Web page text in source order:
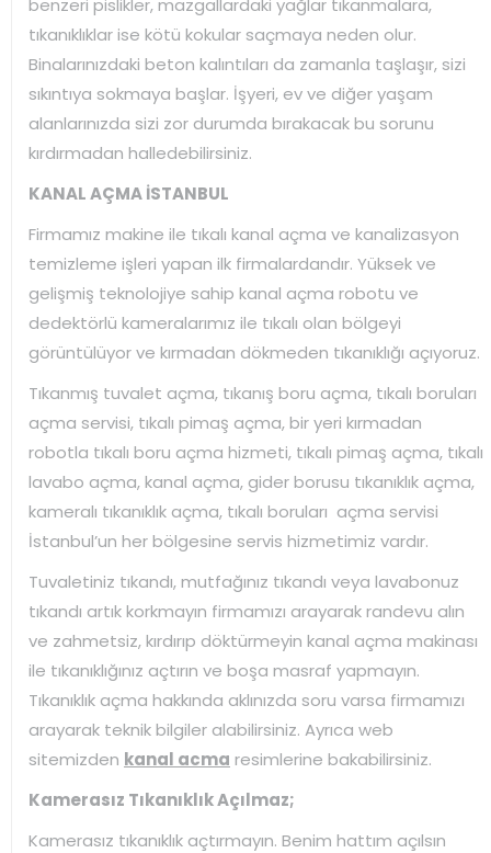
tıkanıklıklar ise kötü kokular saçmaya neden olur.
Binalarınızdaki beton kalıntıları da zamanla taşlaşır, sizi
sıkıntıya sokmaya başlar. İşyeri, ev ve diğer yaşam
alanlarınızda sizi zor durumda bırakacak bu sorunu
kırdırmadan halledebilirsiniz.
KANAL AÇMA İSTANBUL
Firmamız makine ile tıkalı kanal açma ve kanalizasyon
temizleme işleri yapan ilk firmalardandır. Yüksek ve
gelişmiş teknolojiye sahip kanal açma robotu ve
dedektörlü kameralarımız ile tıkalı olan bölgeyi
görüntülüyor ve kırmadan dökmeden tıkanıklığı açıyoruz.
Tıkanmış tuvalet açma, tıkanış boru açma, tıkalı boruları
açma servisi, tıkalı pimaş açma, bir yeri kırmadan
robotla tıkalı boru açma hizmeti, tıkalı pimaş açma, tıkalı
lavabo açma, kanal açma, gider borusu tıkanıklık açma,
kameralı tıkanıklık açma, tıkalı boruları açma servisi
İstanbul’un her bölgesine servis hizmetimiz vardır.
Tuvaletiniz tıkandı, mutfağınız tıkandı veya lavabonuz
tıkandı artık korkmayın firmamızı arayarak randevu alın
ve zahmetsiz, kırdırıp döktürmeyin kanal açma makinası
ile tıkanıklığınız açtırın ve boşa masraf yapmayın.
Tıkanıklık açma hakkında aklınızda soru varsa firmamızı
arayarak teknik bilgiler alabilirsiniz. Ayrıca web
sitemizden kanal acma resimlerine bakabilirsiniz.
Kamerasız Tıkanıklık Açılmaz;
Kamerasız tıkanıklık açtırmayın. Benim hattım açılsın